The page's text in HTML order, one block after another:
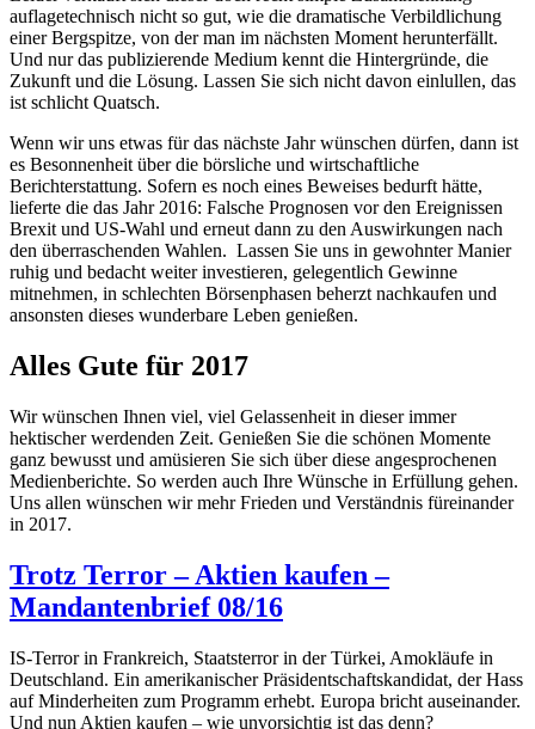
auflagetechnisch nicht so gut, wie die dramatische Verbildlichung
einer Bergspitze, von der man im nächsten Moment herunterfällt.
Und nur das publizierende Medium kennt die Hintergründe, die
Zukunft und die Lösung. Lassen Sie sich nicht davon einlullen, das
ist schlicht Quatsch.
Wenn wir uns etwas für das nächste Jahr wünschen dürfen, dann ist
es Besonnenheit über die börsliche und wirtschaftliche
Berichterstattung. Sofern es noch eines Beweises bedurft hätte,
lieferte die das Jahr 2016: Falsche Prognosen vor den Ereignissen
Brexit und US-Wahl und erneut dann zu den Auswirkungen nach
den überraschenden Wahlen. Lassen Sie uns in gewohnter Manier
ruhig und bedacht weiter investieren, gelegentlich Gewinne
mitnehmen, in schlechten Börsenphasen beherzt nachkaufen und
ansonsten dieses wunderbare Leben genießen.
Alles Gute für 2017
Wir wünschen Ihnen viel, viel Gelassenheit in dieser immer
hektischer werdenden Zeit. Genießen Sie die schönen Momente
ganz bewusst und amüsieren Sie sich über diese angesprochenen
Medienberichte. So werden auch Ihre Wünsche in Erfüllung gehen.
Uns allen wünschen wir mehr Frieden und Verständnis füreinander
in 2017.
Trotz Terror – Aktien kaufen –
Mandantenbrief 08/16
IS-Terror in Frankreich, Staatsterror in der Türkei, Amokläufe in
Deutschland. Ein amerikanischer Präsidentschaftskandidat, der Hass
auf Minderheiten zum Programm erhebt. Europa bricht auseinander.
Und nun Aktien kaufen – wie unvorsichtig ist das denn?